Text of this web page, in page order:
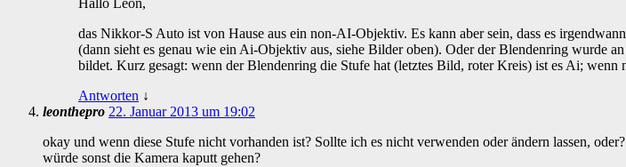
Hallo Leon,
das Nikkor-S Auto ist von Hause aus ein non-AI-Objektiv. Es kann aber sein, dass es
(dann sieht es genau wie ein Ai-Objektiv aus, siehe Bilder oben). Oder der Blendenring wurde
bildet. Kurz gesagt: wenn der Blendenring die Stufe hat (letztes Bild, roter Kreis) ist es Ai; wenn
Antworten ↓
leonthepro 22. Januar 2013 um 19:02
okay und wenn diese Stufe nicht vorhanden ist? Sollte ich es nicht verwenden oder ändern lassen, oder?
würde sonst die Kamera kaputt gehen?